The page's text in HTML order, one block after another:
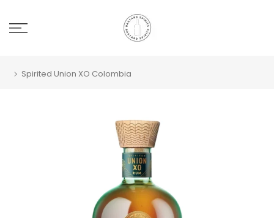
Spirited Union XO Colombia